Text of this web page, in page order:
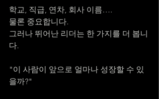
학교, 직급, 연차, 회사 이름….
물론 중요합니다.
그러나 뛰어난 리더는 한 가지를 더 봅니
다.
"이 사람이 앞으로 얼마나 성장할 수 있
을까?"